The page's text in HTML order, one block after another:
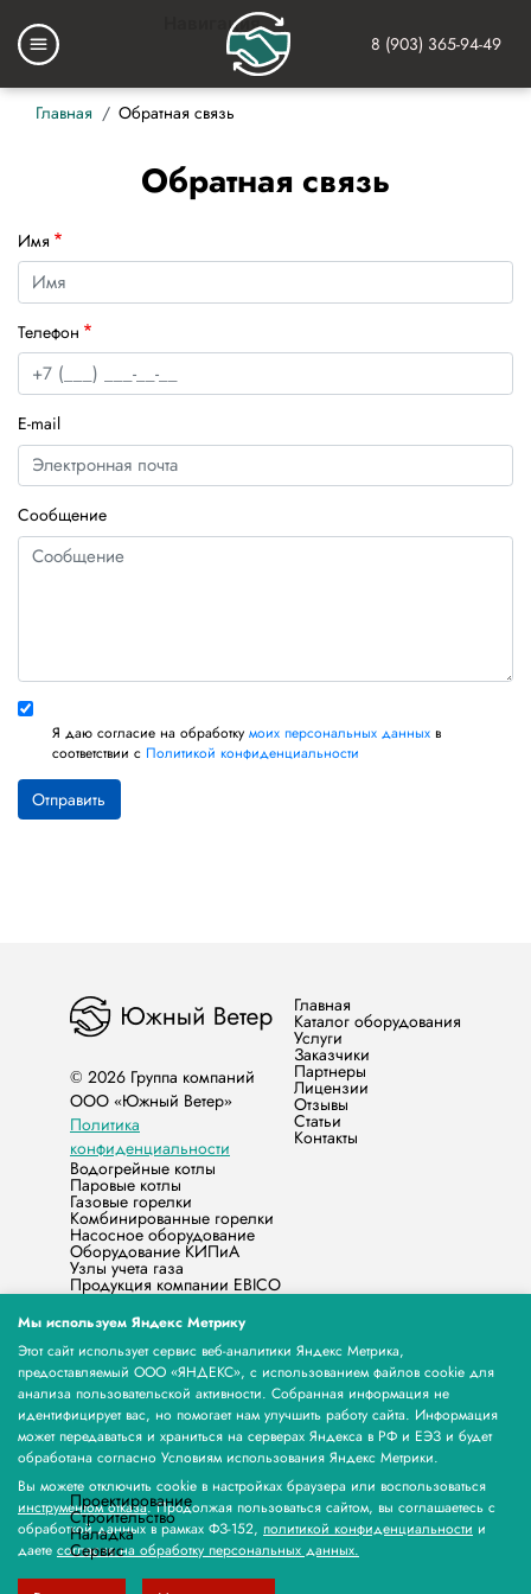
Навигация
Основная
основному
содержанию
8 (903) 365-94-49
Строка
Главная Обратная связь
Обратная связь
Имя
Телефон
E-mail
Сообщение
Я даю согласие на обработку моих персональных данныхв
соответствии с Политикой конфиденциальности
© 2026 Группа компаний
ООО «Южный Ветер»
Политика
конфиденциальности
Главная
Каталог оборудования
Услуги
Заказчики
Партнеры
Лицензии
Отзывы
Статьи
Контакты
Водогрейные котлы
Паровые котлы
Газовые горелки
Комбинированные горелки
Насосное оборудование
Оборудование КИПиА
Узлы учета газа
Продукция компании EBICO
Запасные части
Жидкотопливные горелки
Счётчики электрической энергии МЕРКУРИЙ
Бытовые котлы
Продукция Норд-Северная Компания
Счетчик газа НЕО
Продукция ООО «МЕРА КЬЮ»
Продукция ЭЗОТ СИГНАЛ
Паровые и Водогрейные котлы Stier, горелки и
водоподготовка
Оборудование для экструзии пластиковых труб
компании Xinrong
Проектирование
Строительство
Наладка
Сервис
Мы используем Яндекс Метрику
Этот сайт использует сервис веб-аналитики Яндекс Метрика,
предоставляемый ООО «ЯНДЕКС», с использованием файлов cookie для
анализа пользовательской активности. Собранная информация не
идентифицирует вас, но помогает нам улучшить работу сайта. Информация
может передаваться и храниться на серверах Яндекса в РФ и ЕЭЗ и будет
обработана согласно Условиям использования Яндекс Метрики.
Вы можете отключить cookie в настройках браузера или воспользоваться
инструментом отказа. Продолжая пользоваться сайтом, вы соглашаетесь с
обработкой данных в рамках ФЗ-152, политикой конфиденциальности и
даете согласие на обработку персональных данных.